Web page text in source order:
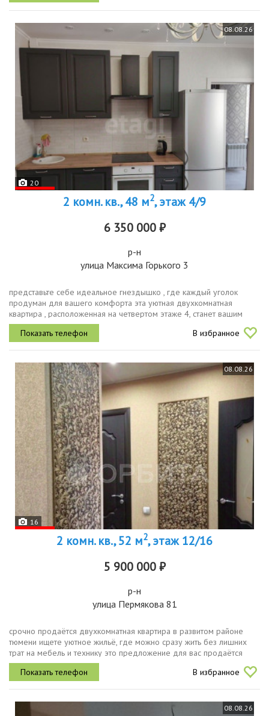
08.08.26
20
2 комн. кв., 48 м2, этаж 4/9
6 350 000 ₽
р-н
улица Максима Горького 3
представьте себе идеальное гнездышко , где каждый уголок
продуман для вашего комфорта эта уютная двухкомнатная
квартира , расположенная на четвертом этаже 4, станет вашим
личным оазисом спокойствия. построенный в 2004 году , этот
кирпичный дом по...
В избранное
08.08.26
16
2 комн. кв., 52 м2, этаж 12/16
5 900 000 ₽
р-н
улица Пермякова 81
срочно продаётся двухкомнатная квартира в развитом районе
тюмени ищете уютное жильё, где можно сразу жить без лишних
трат на мебель и технику это предложение для вас продаётся
двухкомнатная квартира с продуманной планировкой комнаты
расположены на...
В избранное
08.08.26